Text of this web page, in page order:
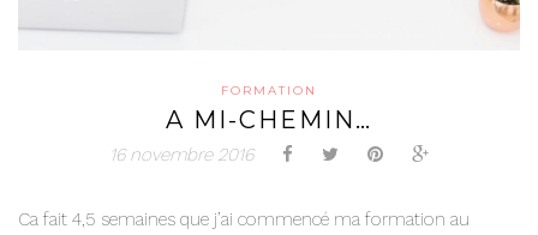
FORMATION
A MI-CHEMIN…
16 novembre 2016
Ca fait 4,5 semaines que j’ai commencé ma formation au